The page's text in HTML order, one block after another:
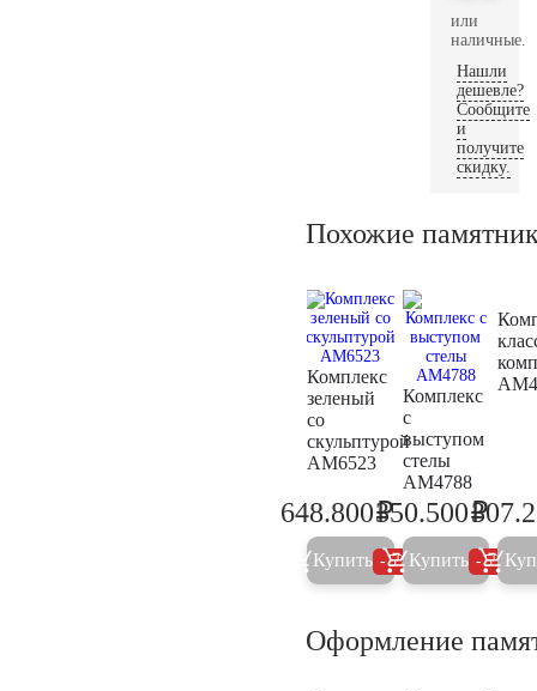
или
наличные.
Нашли
дешевле?
Сообщите
и
получите
скидку.
Похожие
Комплекс
зеленый
со
скульптурой
AM6523
682.900
648.800₽
Купить 5%
Комплекс
с
выступом
стелы
AM4788
350.500₽
Купить 5%
Оформление